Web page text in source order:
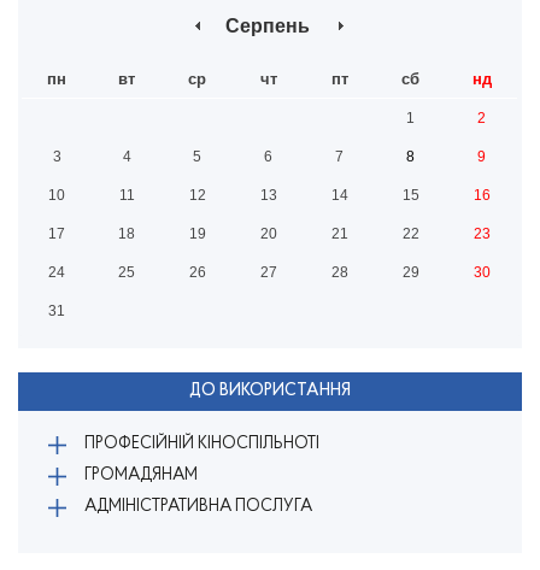
Серпень
пн вт ср чт пт сб нд
1 2
3 4 5 6 7 8 9
10 11 12 13 14 15 16
17 18 19 20 21 22 23
24 25 26 27 28 29 30
31
ДО ВИКОРИСТАННЯ
ПРОФЕСІЙНІЙ КІНОСПІЛЬНОТІ
ГРОМАДЯНАМ
АДМІНІСТРАТИВНА ПОСЛУГА